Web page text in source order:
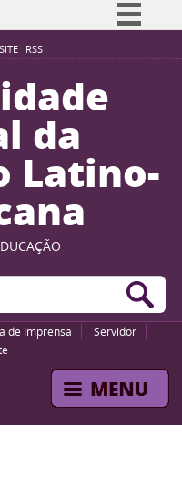
RSS
Simplifique!
Participe
Acesso à informação
Legislação
Canais
da
Latino-
de Imprensa
Servidor